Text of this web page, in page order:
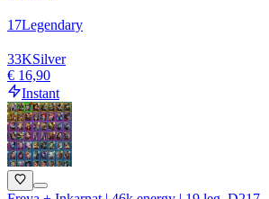
17Legendary
33KSilver
€ 16,90
Instant